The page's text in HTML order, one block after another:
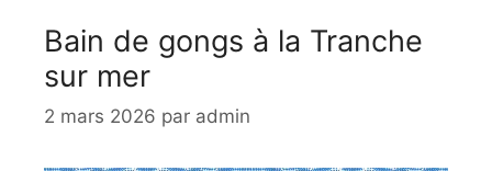
Bain de gongs à la Tranche
sur mer
2 mars 2026 par admin